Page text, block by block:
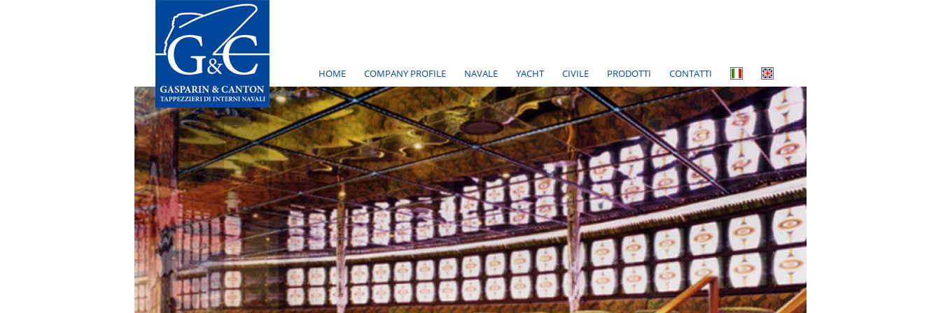
HOME COMPANY PROFILE NAVALE YACHT CIVILE PRODOTTI CONTATTI